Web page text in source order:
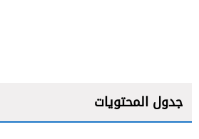
جدول المحتويات